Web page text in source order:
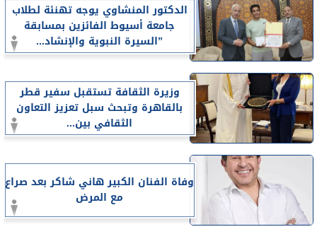
الدكتور المنشاوي يوجه تهنئة لطلاب
جامعة أسيوط الفائزين بمسابقة
”السيرة النبوية والإنشاد...
وزيرة الثقافة تستقبل سفير قطر
بالقاهرة وتبحث سبل تعزيز التعاون
الثقافي بين...
وفاة الفنان الكبير هاني شاكر بعد صراع
مع المرض